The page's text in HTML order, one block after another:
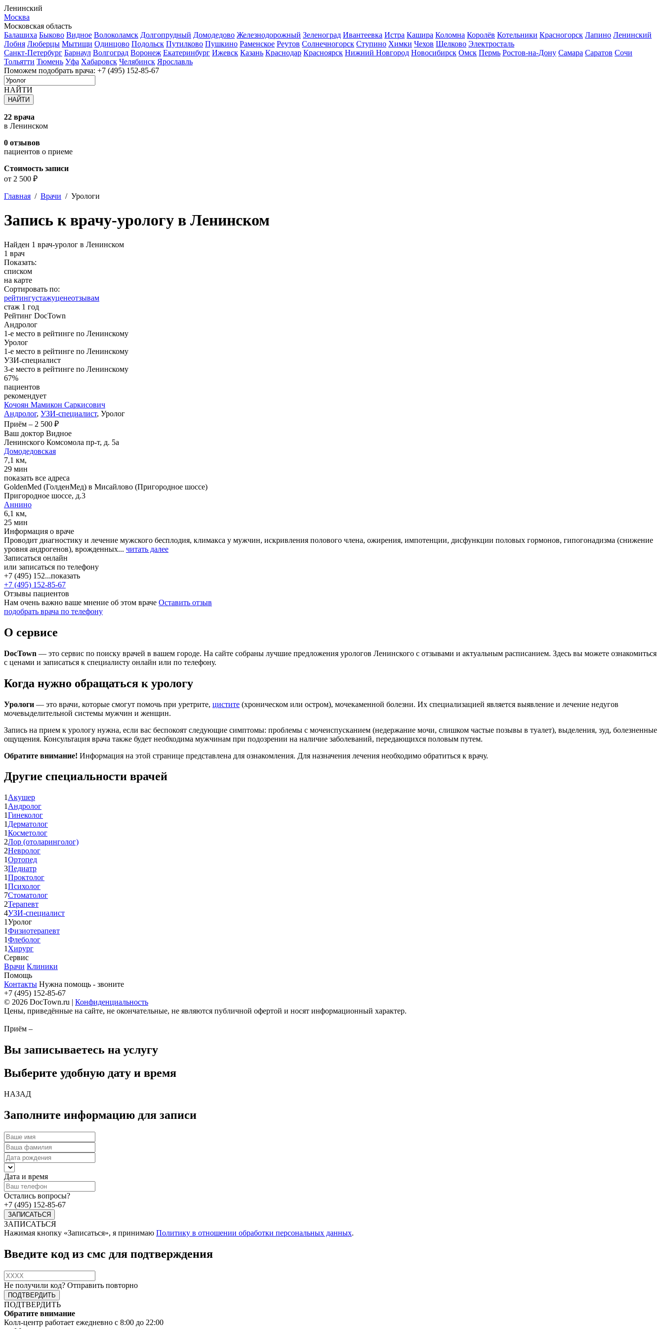
Ленинский
Москва
Московская область
Балашиха Быково Видное Волоколамск Долгопрудный Домодедово Железнодорожный Зеленоград Ивантеевка Истра Кашира Коломна Королёв Котельники Красногорск Лапино Ленинский
Лобня Люберцы Мытищи Одинцово Подольск Путилково Пушкино Раменское Реутов Солнечногорск Ступино Химки Чехов Щелково Электросталь
Санкт-Петербург Барнаул Волгоград Воронеж Екатеринбург Ижевск Казань Краснодар Красноярск Нижний Новгород Новосибирск Омск Пермь Ростов-на-Дону Самара Саратов Сочи
Тольятти Тюмень Уфа Хабаровск Челябинск Ярославль
Поможем подобрать врача: +7 (495) 152-85-67
НАЙТИ
22 врача
в Ленинском
0 отзывов
пациентов о приеме
Стоимость записи
от 2 500 ₽
Главная / Врачи / Урологи
Запись к врачу-урологу в Ленинском
Найден 1 врач-уролог в Ленинском
1 врач
Показать:
списком
на карте
Сортировать по:
рейтингустажуценеотзывам
стаж 1 год
Рейтинг DocTown
Андролог
1-е место в рейтинге по Ленинскому
Уролог
1-е место в рейтинге по Ленинскому
УЗИ-специалист
3-е место в рейтинге по Ленинскому
67%
пациентов
рекомендует
Кочоян Мамикон Саркисович
Андролог, УЗИ-специалист, Уролог
Приём – 2 500 ₽
Ваш доктор Видное
Ленинского Комсомола пр-т, д. 5а
Домодедовская
7,1 км,
29 мин
показать все адреса
GoldenMed (ГолденМед) в Мисайлово (Пригородное шоссе)
Пригородное шоссе, д.3
Аннино
6,1 км,
25 мин
Информация о враче
Проводит диагностику и лечение мужского бесплодия, климакса у мужчин, искривления полового члена, ожирения, импотенции, дисфункции половых гормонов, гипогонадизма (снижение
уровня андрогенов), врожденных... читать далее
Записаться онлайн
или записаться по телефону
+7 (495) 152...показать
+7 (495) 152-85-67
Отзывы пациентов
Нам очень важно ваше мнение об этом враче Оставить отзыв
подобрать врача по телефону
О сервисе
DocTown — это сервис по поиску врачей в вашем городе. На сайте собраны лучшие предложения урологов Ленинского с отзывами и актуальным расписанием. Здесь вы можете ознакомиться
с ценами и записаться к специалисту онлайн или по телефону.
Когда нужно обращаться к урологу
Урологи — это врачи, которые смогут помочь при уретрите, цистите (хроническом или остром), мочекаменной болезни. Их специализацией является выявление и лечение недугов
мочевыделительной системы мужчин и женщин.
Запись на прием к урологу нужна, если вас беспокоят следующие симптомы: проблемы с мочеиспусканием (недержание мочи, слишком частые позывы в туалет), выделения, зуд, болезненные
ощущения. Консультация врача также будет необходима мужчинам при подозрении на наличие заболеваний, передающихся половым путем.
Обратите внимание! Информация на этой странице представлена для ознакомления. Для назначения лечения необходимо обратиться к врачу.
Другие специальности врачей
1 Акушер
1 Андролог
1Гинеколог
1 Дерматолог
1Косметолог
2Лор (отоларинголог)
2Невролог
1Ортопед
3Педиатр
1Проктолог
1Психолог
7Стоматолог
2Терапевт
4УЗИ-специалист
1Уролог
1Физиотерапевт
1Флеболог
1 Хирург
Сервис
Врачи Клиники
Помощь
Контакты Нужна помощь - звоните
+7 (495) 152-85-67
© 2026 DocTown.ru | Конфиденциальность
Цены, приведённые на сайте, не окончательные, не являются публичной офертой и носят информационный характер.
Приём –
Вы записываетесь на услугу
Выберите удобную дату и время
НАЗАД
Заполните информацию для записи
Дата и время
Остались вопросы?
+7 (495) 152-85-67
ЗАПИСАТЬСЯ
Нажимая кнопку «Записаться», я принимаю Политику в отношении обработки персональных данных.
Введите код из смс для подтверждения
Не получили код? Отправить повторно
ПОДТВЕРДИТЬ
Обратите внимание
Колл-центр работает ежедневно с 8:00 до 22:00